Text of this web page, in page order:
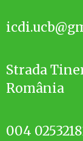
Strada
România
004